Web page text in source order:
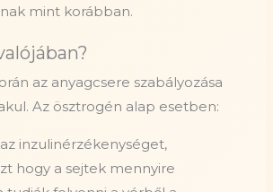
mint korábban.
az anyagcsere szabályozása
Az ösztrogén alap esetben:
inzulinérzékenységet,
hogy a sejtek mennyire